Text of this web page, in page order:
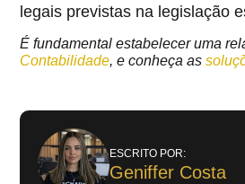
legais previstas na legislação
É fundamental estabelecer uma
Contabilidade, e conheça as
ESCRITO POR:
Geniffer Costa